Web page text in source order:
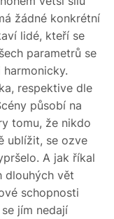
žádné konkrétní
lidé, kteří se
parametrů se
respektive dle
působí na
tomu, že nikdo
ublížit, se ozve
A jak říkal
dlouhých vět
schopnosti
jím nedají